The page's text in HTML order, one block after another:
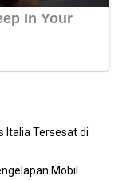
Italia Tersesat di
Mobil